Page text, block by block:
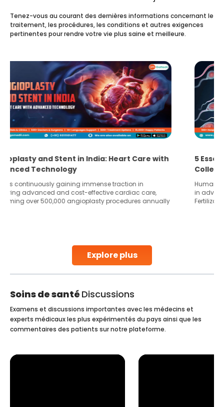
Explore plus
Tenez-vous au courant des dernières informations concernant le
traitement, les procédures, les conditions et autres exigences
pertinentes pour rendre votre vie plus saine et meilleure.
5 Essential Steps for Effective Human Sperm
Collection and Processing Methods
Human sperm collection and processing are critical steps
in advanced reproductive techniques like In Vitro
Fertilization (IVF) and intrauterine insemination (IUI). These
collected, they process the
Soins de santé Discussions
Examens et discussions importantes avec les médecins et
experts médicaux les plus expérimentés du pays ainsi que les
commentaires des patients sur notre plateforme.